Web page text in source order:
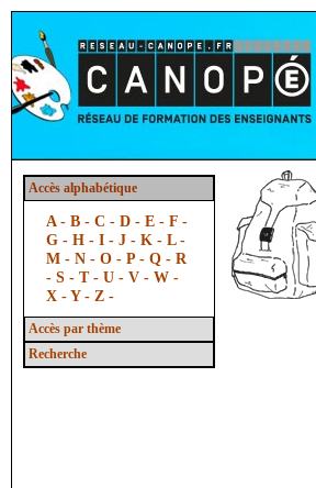
Accès alphabétique
A - B - C - D - E - F -
G - H - I - J - K - L -
M - N - O - P - Q - R
- S - T - U - V - W -
X -Y - Z -
Accès par thème
Recherche